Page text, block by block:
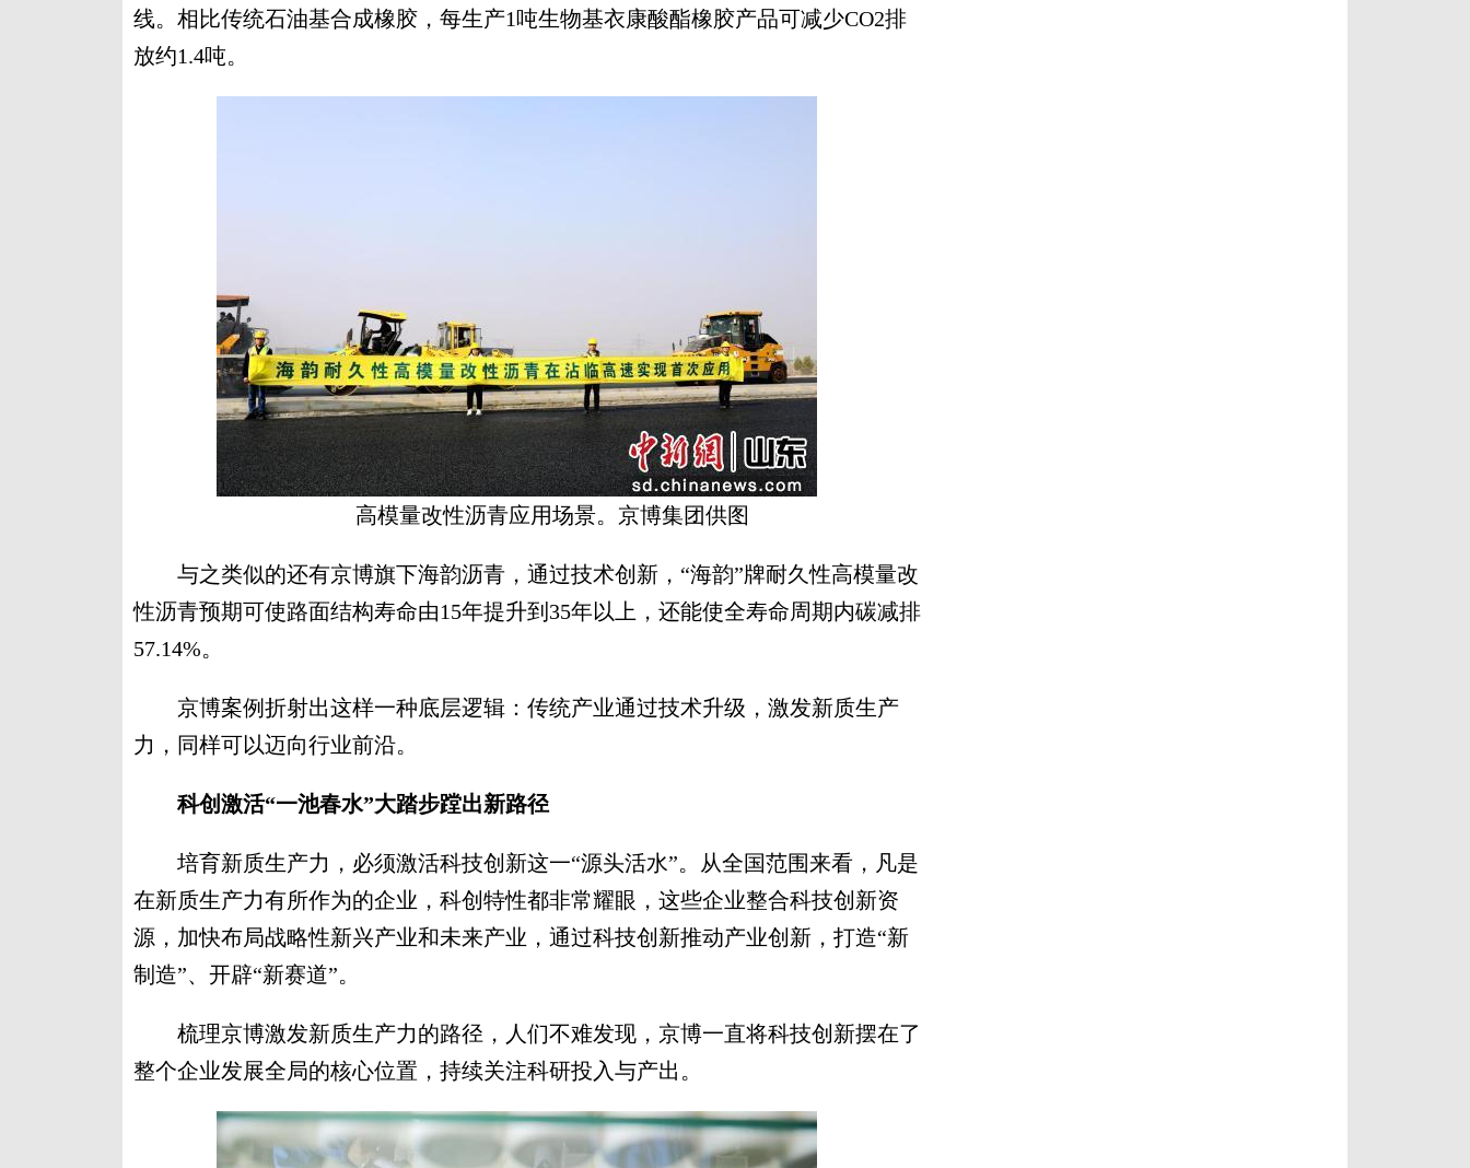
线。相比传统石油基合成橡胶，每生产1吨生物基衣康酸酯橡胶产品可减少CO2排
放约1.4吨。
高模量改性沥青应用场景。京博集团供图
与之类似的还有京博旗下海韵沥青，通过技术创新，“海韵”牌耐久性高模量改
性沥青预期可使路面结构寿命由15年提升到35年以上，还能使全寿命周期内碳减排
57.14%。
京博案例折射出这样一种底层逻辑：传统产业通过技术升级，激发新质生产
力，同样可以迈向行业前沿。
科创激活“一池春水”大踏步蹚出新路径
培育新质生产力，必须激活科技创新这一“源头活水”。从全国范围来看，凡是
在新质生产力有所作为的企业，科创特性都非常耀眼，这些企业整合科技创新资
源，加快布局战略性新兴产业和未来产业，通过科技创新推动产业创新，打造“新
制造”、开辟“新赛道”。
梳理京博激发新质生产力的路径，人们不难发现，京博一直将科技创新摆在了
整个企业发展全局的核心位置，持续关注科研投入与产出。